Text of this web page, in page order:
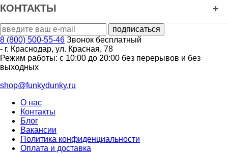
КОНТАКТЫ
8 (800) 500-55-46 Звонок бесплатный
- г. Краснодар, ул. Красная, 78
Режим работы: с 10:00 до 20:00 без перерывов и без
выходных
shop@funkydunky.ru
О нас
Контакты
Блог
Вакансии
Политика конфиденциальности
Оплата и доставка